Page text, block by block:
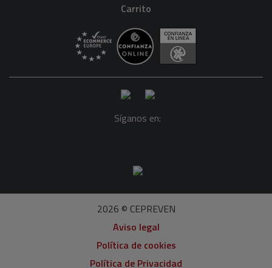
Carrito
Síganos en:
2026 © CEPREVEN
Aviso legal
Política de cookies
Política de Privacidad